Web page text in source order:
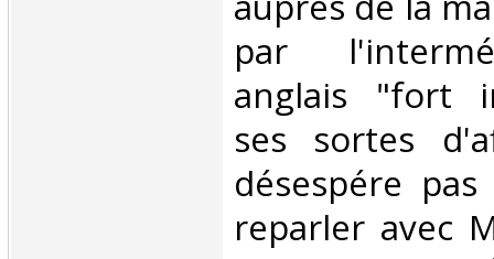
par
anglais "fort
ses sortes
désespére
reparler avec